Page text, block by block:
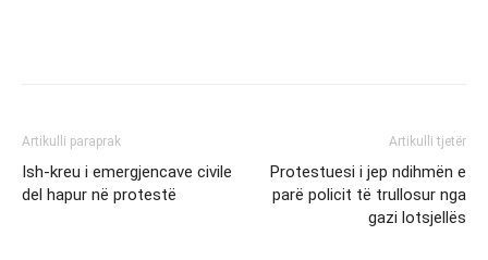
Artikulli paraprak
Ish-kreu i emergjencave civile
del hapur në protestë
Artikulli tjetër
Protestuesi i jep ndihmën e
parë policit të trullosur nga
gazi lotsjellës